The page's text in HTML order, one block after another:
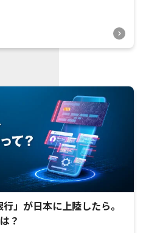
」が日本に上陸したら。
？